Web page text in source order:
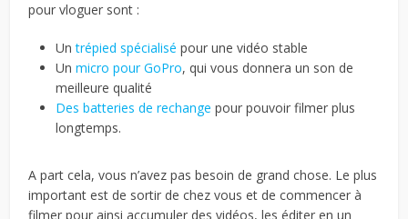
pour vloguer sont :
Untrépied spécialisé pour une vidéo stable
Unmicro pour GoPro, qui vous donnera un son de
meilleure qualité
Des batteries de rechange pour pouvoir filmer plus
longtemps.
A part cela, vous n’avez pas besoin de grand chose. Le plus
important est de sortir de chez vous et de commencer à
filmer pour ainsi accumuler des vidéos, les éditer en un